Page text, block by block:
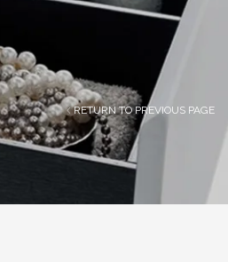
RETURN TO PREVIOUS PAGE